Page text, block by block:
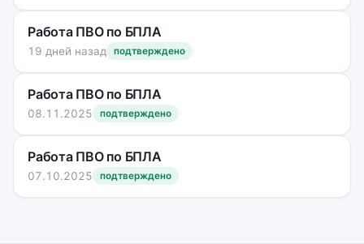
Работа ПВО по БПЛА
19 дней назад подтверждено
Работа ПВО по БПЛА
08.11.2025 подтверждено
Работа ПВО по БПЛА
07.10.2025 подтверждено